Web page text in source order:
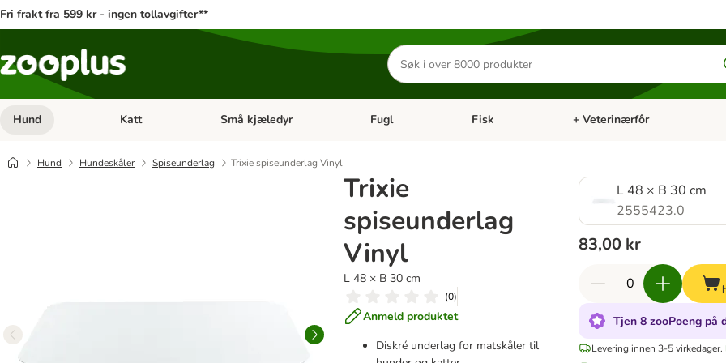
Fri frakt fra 599 kr - ingen tollavgifter**
Søk
etter
produkter
Hund Åpne kategorimeny: Hund
Katt Åpne kategorimeny: Katt
Små kjæledyr Åpne kategorimeny: Små kjæledyr
Fugl Åpne kategorimeny: Fugl
Fisk Åpne kategorimeny: Fisk
+ Veterinærfôr
Hund Hundeskåler Spiseunderlag Trixie spiseunderlag Vinyl
Trixie
spiseunderlag
Vinyl
L 48 × B 30 cm
(0)
Anmeld produktet
Diskré underlag for matskåler til
L 48 × B 30 cm
2555423.0
83,00 kr
Tjen 8 zooPoeng på
Levering innen 3-5 virkedager.